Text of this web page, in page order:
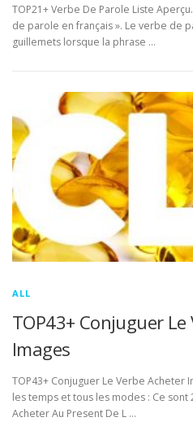
TOP21+ Verbe De Parole Liste
de parole en français ». Le verbe de
guillemets lorsque la phrase …
ALL
TOP43+ Conjuguer
Images
TOP43+ Conjuguer Le Verbe Acheter
les temps et tous les modes : Ce
Acheter Au Present De L …